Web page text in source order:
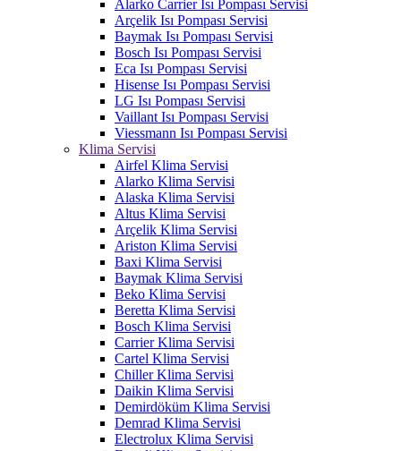
Alarko Carrier Isı Pompası Servisi
Arçelik Isı Pompası Servisi
Baymak Isı Pompası Servisi
Bosch Isı Pompası Servisi
Eca Isı Pompası Servisi
Hisense Isı Pompası Servisi
LG Isı Pompası Servisi
Vaillant Isı Pompası Servisi
Viessmann Isı Pompası Servisi
Klima Servisi
Airfel Klima Servisi
Alarko Klima Servisi
Alaska Klima Servisi
Altus Klima Servisi
Arçelik Klima Servisi
Ariston Klima Servisi
Baxi Klima Servisi
Baymak Klima Servisi
Beko Klima Servisi
Beretta Klima Servisi
Bosch Klima Servisi
Carrier Klima Servisi
Cartel Klima Servisi
Chiller Klima Servisi
Daikin Klima Servisi
Demirdöküm Klima Servisi
Demrad Klima Servisi
Electrolux Klima Servisi